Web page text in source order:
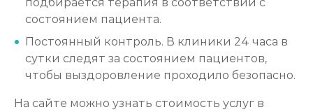
состоянием пациента.
Постоянный контроль. В клиники 24 часа в
сутки следят за состоянием пациентов,
чтобы выздоровление проходило безопасно.
На сайте можно узнать стоимость услуг в